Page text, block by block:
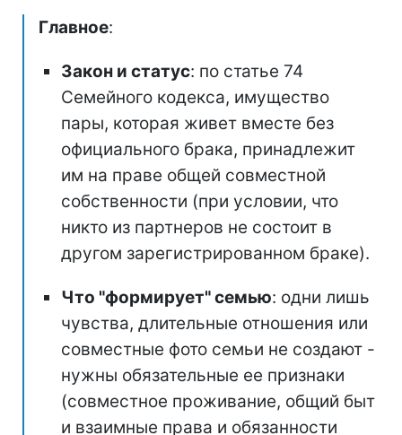
Главное:
Закон и статус: по статье 74
Семейного кодекса, имущество
пары, которая живет вместе без
официального брака, принадлежит
им на праве общей совместной
собственности (при условии, что
никто из партнеров не состоит в
другом зарегистрированном браке).
Что "формирует" семью: одни лишь
чувства, длительные отношения или
совместные фото семьи не создают -
нужны обязательные ее признаки
(совместное проживание, общий быт
и взаимные права и обязанности